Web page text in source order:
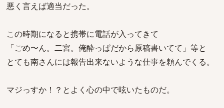
悪く言えば適当だった。
この時期になると携帯に電話が入ってきて
「ごめ〜ん。二宮。俺酔っぱだから原稿書いてて」等と
とても南さんには報告出来ないような仕事を頼んでくる。
マジっすか！？とよく心の中で呟いたものだ。